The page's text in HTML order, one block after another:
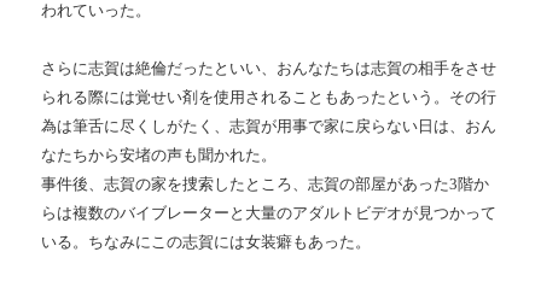
われていった。
さらに志賀は絶倫だったといい、おんなたちは志賀の相手をさせ
られる際には覚せい剤を使用されることもあったという。その行
為は筆舌に尽くしがたく、志賀が用事で家に戻らない日は、おん
なたちから安堵の声も聞かれた。
事件後、志賀の家を捜索したところ、志賀の部屋があった3階か
らは複数のバイブレーターと大量のアダルトビデオが見つかって
いる。ちなみにこの志賀には女装癖もあった。